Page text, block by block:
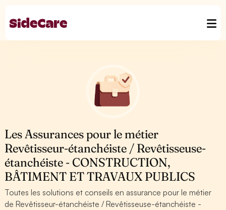
Les Assurances pour le métier
Revêtisseur-étanchéiste / Revêtisseuse-
étanchéiste - CONSTRUCTION,
BÂTIMENT ET TRAVAUX PUBLICS
Toutes les solutions et conseils en assurance pour le métier
de Revêtisseur-étanchéiste / Revêtisseuse-étanchéiste -